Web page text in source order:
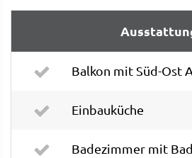
Balkon mit Süd-Ost
Einbauküche
Badezimmer mit